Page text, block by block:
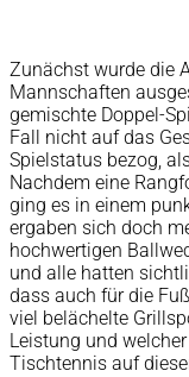
Zunächst wurde die
Mannschaften
gemischte Doppel-
Fall nicht auf das
Spielstatus bezog,
Nachdem eine
ging es in einem
ergaben sich doch
hochwertigen
und alle hatten
dass auch für die
viel belächelte
Leistung und
Tischtennis auf